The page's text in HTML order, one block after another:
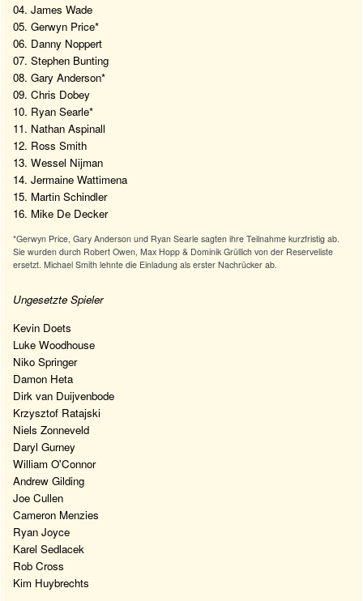
04. James Wade
05. Gerwyn Price*
06. Danny Noppert
07. Stephen Bunting
08. Gary Anderson*
09. Chris Dobey
10. Ryan Searle*
11. Nathan Aspinall
12. Ross Smith
13. Wessel Nijman
14. Jermaine Wattimena
15. Martin Schindler
16. Mike De Decker
*Gerwyn Price, Gary Anderson und Ryan Searle sagten ihre Teilnahme kurzfristig ab.
Sie wurden durch Robert Owen, Max Hopp & Dominik Grüllich von der Reserveliste
ersetzt. Michael Smith lehnte die Einladung als erster Nachrücker ab.
Ungesetzte Spieler
Kevin Doets
Luke Woodhouse
Niko Springer
Damon Heta
Dirk van Duijvenbode
Krzysztof Ratajski
Niels Zonneveld
Daryl Gurney
William O'Connor
Andrew Gilding
Joe Cullen
Cameron Menzies
Ryan Joyce
Karel Sedlacek
Rob Cross
Kim Huybrechts